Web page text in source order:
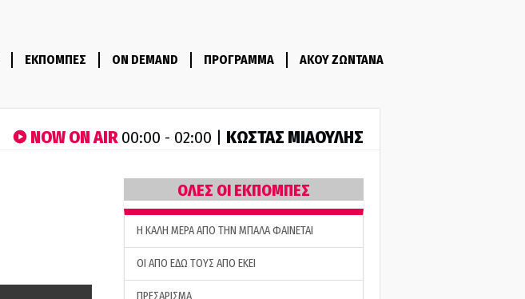
ΕΚΠΟΜΠΕΣ ON DEMAND ΠΡΟΓΡΑΜΜΑ ΑΚΟΥ ΖΩΝΤΑΝΑ
NOW ON AIR00:00 - 02:00 | ΚΩΣΤΑΣ ΜΙΑΟΥΛΗΣ
ΟΛΕΣ ΟΙ ΕΚΠΟΜΠΕΣ
H ΚΑΛΗ ΜΕΡΑ ΑΠΟ ΤΗΝ ΜΠΑΛΑ ΦΑΙΝΕΤΑΙ
ΟΙ ΑΠΟ ΕΔΩ ΤΟΥΣ ΑΠΟ ΕΚΕΙ
ΠΡΕΣΑΡΙΣΜΑ